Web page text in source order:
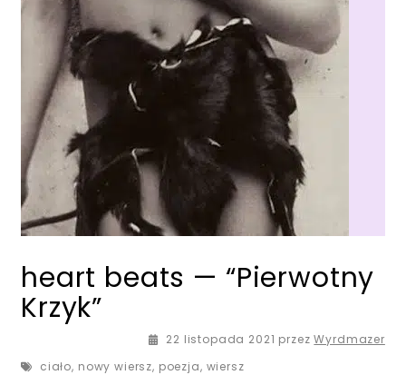
heart beats — “Pierwotny
Krzyk”
22 listopada 2021 przezWyrdmazer
ciało, nowy wiersz, poezja, wiersz